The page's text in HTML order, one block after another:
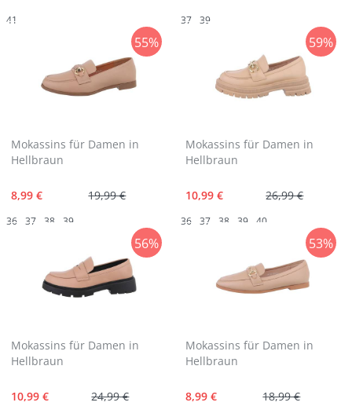
41 37 39
55%
Mokassins für Damen in
Hellbraun
19,99 €
8,99 €
36 37 38 39
59%
Mokassins für Damen in
Hellbraun
26,99 €
10,99 €
36 37 38 39 40
56%
Mokassins für Damen in
Hellbraun
24,99 €
10,99 €
53%
Mokassins für Damen in
Hellbraun
18,99 €
8,99 €